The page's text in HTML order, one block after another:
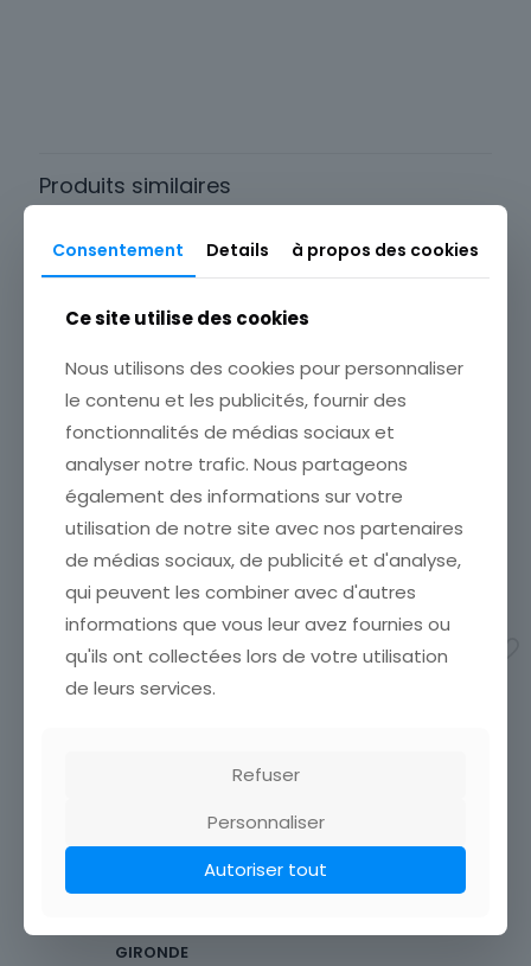
Produits similaires
CARTE POSTALE BASSIN DE
SAINT CHRISTOPHE
SORTIE DES EAUX
ETAT VOIR SCAN Cumulez
vos achats en visitant ma
boutique afin de réduire
vos frais de port. Emballage
Soigné !!!
5,00 €
Ajouter au panier
CARTE POSTALE AVIGNON
ANCIEN HOTEL DES
MONNAIES
ETAT VOIR SCAN Cumulez
vos achats en visitant ma
boutique afin de réduire
vos frais de port. Attendez
que nous ayons calculé les
frais de port[…]
1,90€
Ajouter au panier
PONTET CANET PAUILLAC
GIRONDE
Consentement Details à propos des cookies
Ce site utilise des cookies
Nous utilisons des cookies pour personnaliser
le contenu et les publicités, fournir des
fonctionnalités de médias sociaux et
analyser notre trafic. Nous partageons
également des informations sur votre
utilisation de notre site avec nos partenaires
de médias sociaux, de publicité et d'analyse,
qui peuvent les combiner avec d'autres
informations que vous leur avez fournies ou
qu'ils ont collectées lors de votre utilisation
de leurs services.
Refuser
Personnaliser
Autoriser tout